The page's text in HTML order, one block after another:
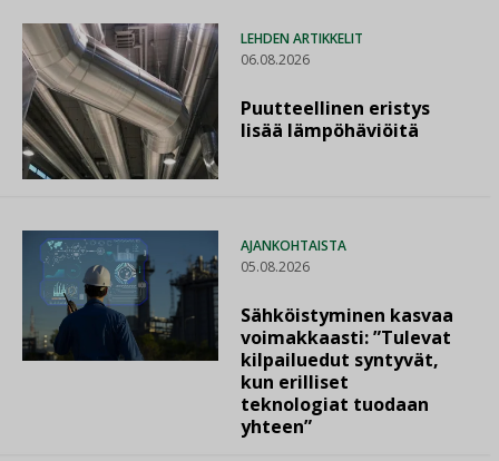
LEHDEN ARTIKKELIT
06.08.2026
Puutteellinen eristys
lisää lämpöhäviöitä
AJANKOHTAISTA
05.08.2026
Sähköistyminen kasvaa
voimakkaasti: ”Tulevat
kilpailuedut syntyvät,
kun erilliset
teknologiat tuodaan
yhteen”